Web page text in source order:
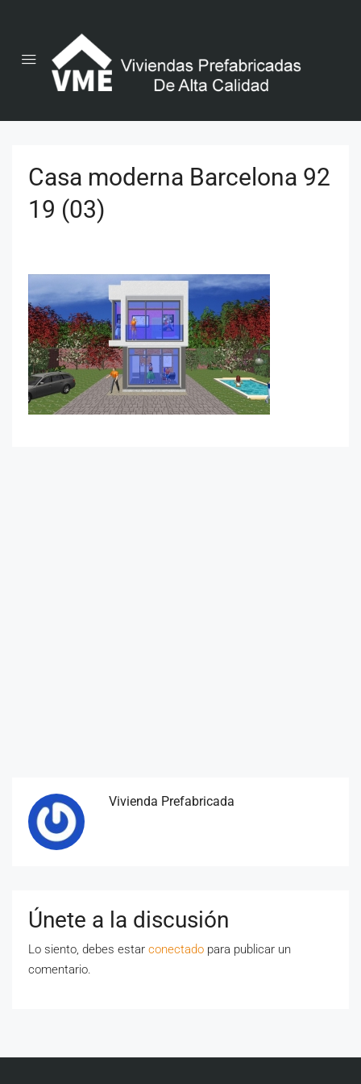
Casa moderna Barcelona 92
19 (03)
Vivienda Prefabricada
Únete a la discusión
Lo siento, debes estar conectado para publicar un
comentario.